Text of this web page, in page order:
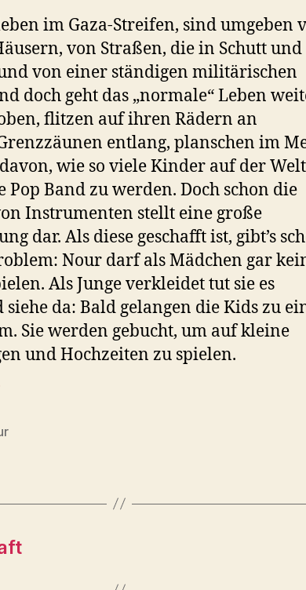
im Gaza-Streifen, sind umgeben
von Straßen, die in Schutt und
von einer ständigen militärischen
doch geht das „normale“ Leben
flitzen auf ihren Rädern an
entlang, planschen im
wie so viele Kinder auf der
Pop Band zu werden. Doch schon die
Instrumenten stellt eine große
dar. Als diese geschafft ist, gibt’s
Nour darf als Mädchen gar
Als Junge verkleidet tut sie es
da: Bald gelangen die Kids zu
Sie werden gebucht, um auf kleine
und Hochzeiten zu spielen.